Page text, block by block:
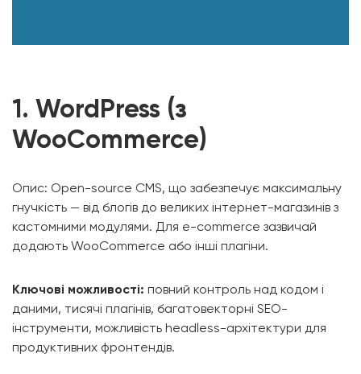
1. WordPress (з
WooCommerce)
Опис: Open-source CMS, що забезпечує максимальну
гнучкість — від блогів до великих інтернет-магазинів з
кастомними модулями. Для e-commerce зазвичай
додають WooCommerce або інші плагіни.
Ключові можливості: повний контроль над кодом і
даними, тисячі плагінів, багатовекторні SEO-
інструменти, можливість headless-архітектури для
продуктивних фронтендів.